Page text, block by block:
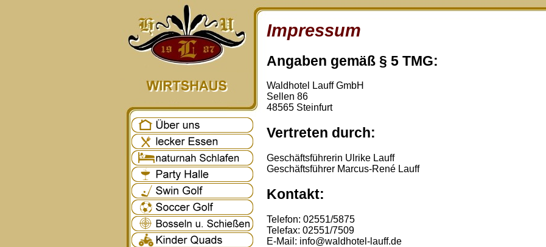
Impressum
Angaben gemäß § 5 TMG:
Waldhotel Lauff GmbH
Sellen 86
48565 Steinfurt
Vertreten durch:
Geschäftsführerin Ulrike Lauff
Geschäftsführer Marcus-René Lauff
Kontakt:
Telefon: 02551/5875
Telefax: 02551/7509
E-Mail: info@waldhotel-lauff.de